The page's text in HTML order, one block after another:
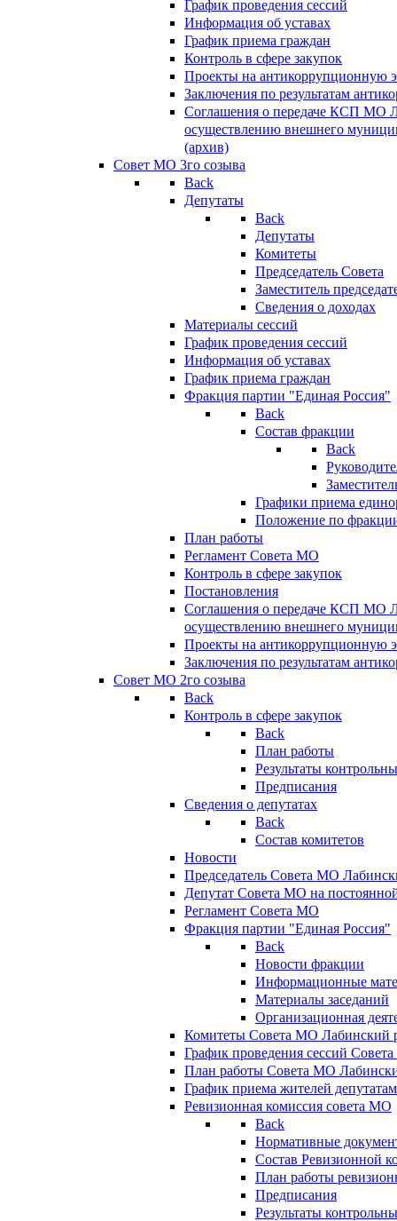
График проведения сессий
Информация об уставах
График приема граждан
Контроль в сфере закупок
Проекты на антикоррупционную
Заключения по результатам
Соглашения о передаче КСП МО
осуществлению внешнего
(архив)
Совет МО 3го созыва
Back
Депутаты
Back
Депутаты
Комитеты
Председатель Совета
Заместитель
Сведения о доходах
Материалы сессий
График проведения сессий
Информация об уставах
График приема граждан
Фракция партии "Единая Россия"
Back
Состав фракции
Back
Графики приема
Положение по
План работы
Регламент Совета МО
Контроль в сфере закупок
Постановления
Соглашения о передаче КСП МО
осуществлению внешнего
Проекты на антикоррупционную
Заключения по результатам
Совет МО 2го созыва
Back
Контроль в сфере закупок
Back
План работы
Результаты
Предписания
Сведения о депутатах
Back
Состав комитетов
Новости
Председатель Совета МО
Депутат Совета МО на
Регламент Совета МО
Фракция партии "Единая Россия"
Back
Новости фракции
Информационные
Материалы заседаний
Организационная
Комитеты Совета МО Лабинский
График проведения сессий
План работы Совета МО
График приема жителей
Ревизионная комиссия совета МО
Back
Нормативные
Состав Ревизионной
План работы
Предписания
Результаты